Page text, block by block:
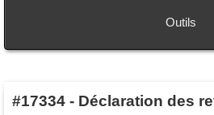
Outils
#17334 - Déclaration des